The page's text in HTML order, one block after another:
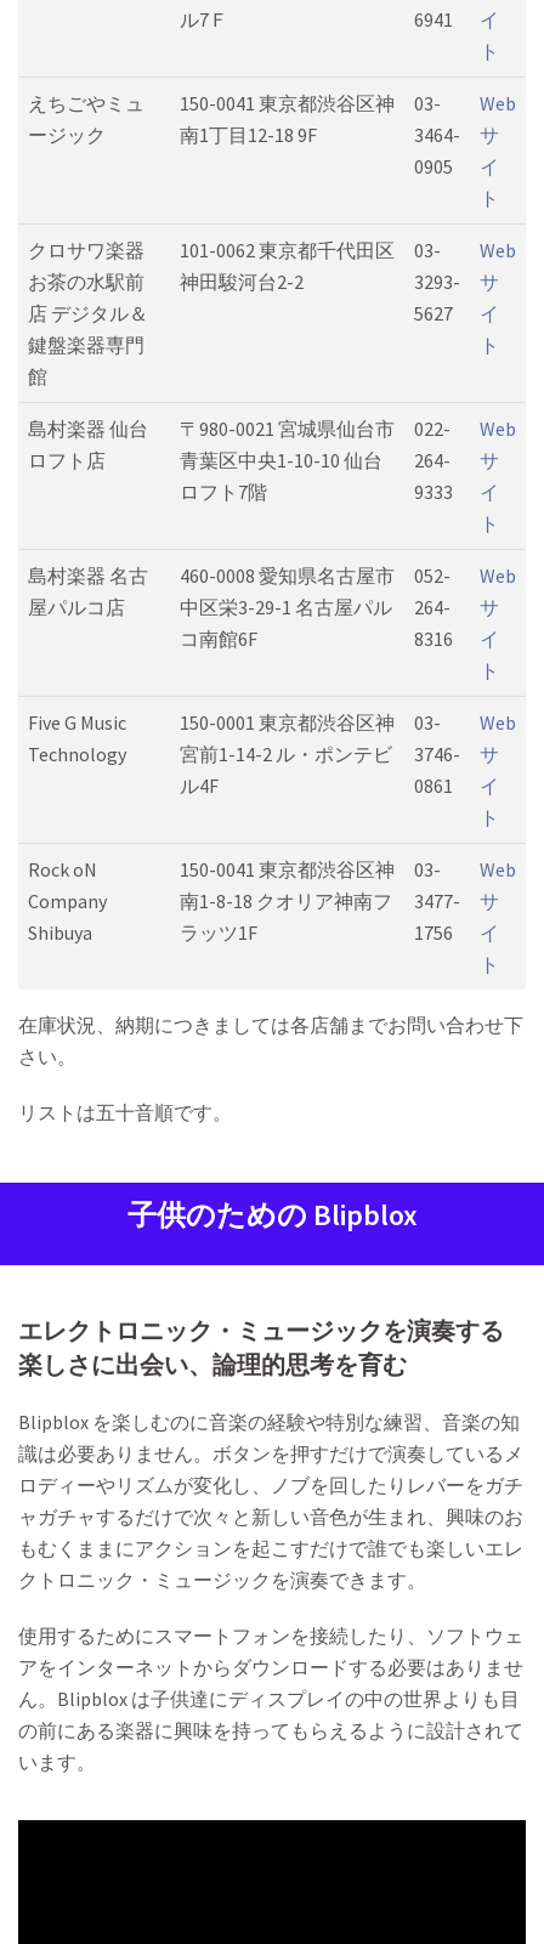
ル7Ｆ 6941
イ
ト
えちごやミュ
ージック
150-0041 東京都渋谷区神
南1丁目12-18 9F
03-
3464-
0905
Web
サ
イ
ト
クロサワ楽器
お茶の水駅前
店 デジタル＆
鍵盤楽器専門
館
101-0062 東京都千代田区
神田駿河台2-2
03-
3293-
5627
Web
サ
イ
ト
島村楽器 仙台
ロフト店
〒980-0021 宮城県仙台市
青葉区中央1-10-10 仙台
ロフト7階
022-
264-
9333
Web
サ
イ
ト
島村楽器 名古
屋パルコ店
460-0008 愛知県名古屋市
中区栄3-29-1 名古屋パル
コ南館6F
052-
264-
8316
Web
サ
イ
ト
Five G Music
Technology
150-0001 東京都渋谷区神
宮前1-14-2 ル・ポンテビ
ル4F
03-
3746-
0861
Web
サ
イ
ト
Rock oN
Company
Shibuya
150-0041 東京都渋谷区神
南1-8-18 クオリア神南フ
ラッツ1F
03-
3477-
1756
Web
サ
イ
ト
在庫状況、納期につきましては各店舗までお問い合わせ下
さい。
リストは五十音順です。
子供のための Blipblox
エレクトロニック・ミュージックを演奏する
楽しさに出会い、論理的思考を育む
Blipblox を楽しむのに音楽の経験や特別な練習、音楽の知
識は必要ありません。ボタンを押すだけで演奏しているメ
ロディーやリズムが変化し、ノブを回したりレバーをガチ
ャガチャするだけで次々と新しい音色が生まれ、興味のお
もむくままにアクションを起こすだけで誰でも楽しいエレ
クトロニック・ミュージックを演奏できます。
使用するためにスマートフォンを接続したり、ソフトウェ
アをインターネットからダウンロードする必要はありませ
ん。Blipblox は子供達にディスプレイの中の世界よりも目
の前にある楽器に興味を持ってもらえるように設計されて
います。